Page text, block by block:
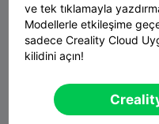
Shooting trophie
ve tek tıklamayla
Modellerle etkileşime
sadece Creality Cloud
kilidini açın!